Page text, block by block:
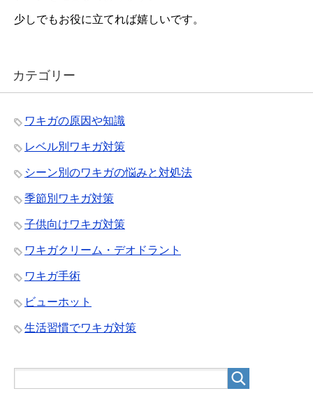
少しでもお役に立てれば嬉しいです。
カテゴリー
ワキガの原因や知識
レベル別ワキガ対策
シーン別のワキガの悩みと対処法
季節別ワキガ対策
子供向けワキガ対策
ワキガクリーム・デオドラント
ワキガ手術
ビューホット
生活習慣でワキガ対策